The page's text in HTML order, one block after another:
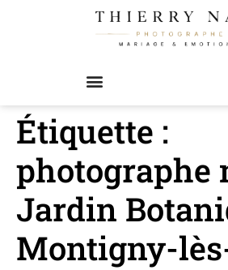
Étiquette :
photographe
Jardin
Montigny-